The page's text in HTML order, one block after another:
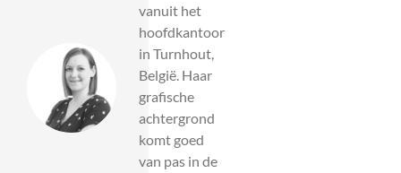
vanuit het
hoofdkantoor
in Turnhout,
België. Haar
grafische
achtergrond
komt goed
van pas in de